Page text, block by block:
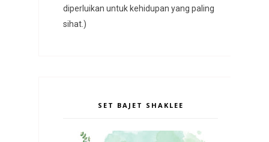
diperluikan untuk kehidupan yang paling
sihat.)
SET BAJET SHAKLEE